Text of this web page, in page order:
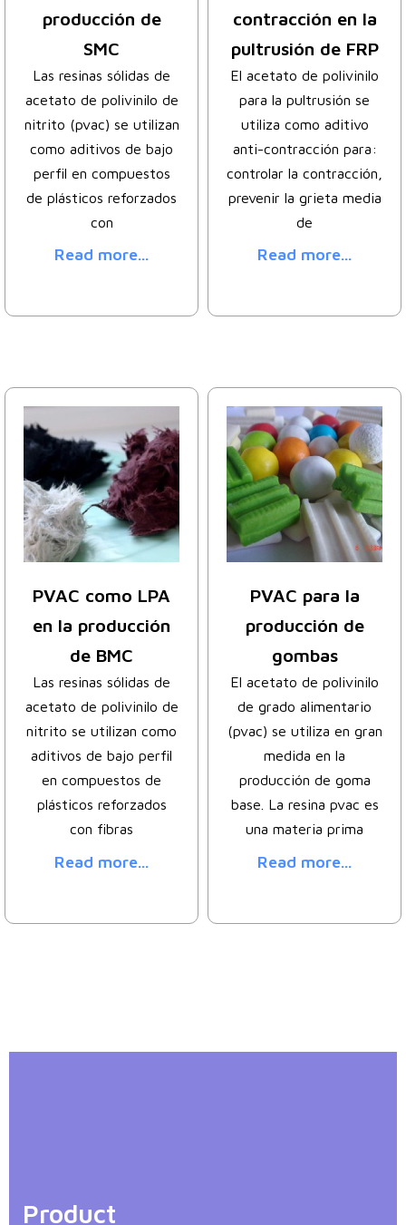
Product
producción de
SMC
Las resinas sólidas de
acetato de polivinilo de
nitrito (pvac) se utilizan
como aditivos de bajo
perfil en compuestos
de plásticos reforzados
con
Read more...
contracción en la
pultrusión de FRP
El acetato de polivinilo
para la pultrusión se
utiliza como aditivo
anti-contracción para:
controlar la contracción,
prevenir la grieta media
de
Read more...
PVAC como LPA
en la producción
de BMC
Las resinas sólidas de
acetato de polivinilo de
nitrito se utilizan como
aditivos de bajo perfil
en compuestos de
plásticos reforzados
con fibras
Read more...
PVAC para la
producción de
gombas
El acetato de polivinilo
de grado alimentario
(pvac) se utiliza en gran
medida en la
producción de goma
base. La resina pvac es
una materia prima
Read more...